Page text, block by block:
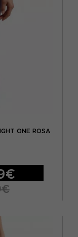
ONE ROSA